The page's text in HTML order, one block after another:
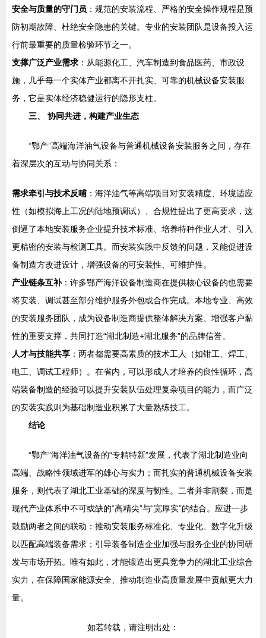
安全与质量的守门员 ：规范的安装流程、严格的安全操作规程是预
防初期故障、杜绝安全隐患的关键。专业的安装团队是设备投入运
行前最重要的质量检验环节之一。
支撑广泛产业需求 ：从能源化工、汽车制造到食品医药、市政设
施，几乎每一个实体产业都离不开扎实、可靠的机械设备安装服
务，它是实体经济稳健运行的隐形支柱。
三、 协同共进，构建产业生态
“鄂产”高端海洋油气设备与普通机械设备安装服务之间，存在
着深层次的互动与协同关系：
需求牵引与技术反哺 ：海洋油气等高端项目对安装精度、环境适应
性（如模拟海上工况的陆地预调试）、合规性提出了更高要求，这
倒逼了本地安装服务企业提升技术标准、培养特种作业人才、引入
更精密的安装与检测工具。而安装实践中反馈的问题，又能促进设
备制造方改进设计，增强设备的可安装性、可维护性。
产业链条互补：许多鄂产海洋设备制造商在提供核心设备的也需要
将安装、调试甚至部分维护服务外包或合作完成。本地专业、高效
的安装服务团队，成为设备制造商提供整体解决方案、增强客户黏
性的重要支撑，共同打造“湖北制造+湖北服务”的品牌信誉。
人才与技能共享 ：两者都需要高素质的技术工人（如钳工、焊工、
电工、调试工程师）。在省内，可以形成人才培养的良性循环，高
端装备制造的经验可以提升安装队伍处理复杂项目的能力，而广泛
的安装实践则为基础制造业积累了大量熟练技工。
结论
“鄂产”海洋油气设备的“专精特新”发展，代表了湖北制造业向
高端、战略性领域进军的雄心与实力；而扎实的普通机械设备安装
服务，则代表了湖北工业基础的深度与韧性。二者并非割裂，而是
现代产业体系中不可或缺的“高精尖”与“宽厚实”的结合。应进一步
鼓励两者之间的联动：推动安装服务标准化、专业化、数字化升级
以匹配高端装备需求；引导装备制造企业加强与服务企业的协同研
发与市场开拓。唯有如此，才能锻造出更具竞争力的湖北工业综合
实力，在保障国家能源安全、推动制造业高质量发展中贡献更大力
量。
如若转载，请注明出处：